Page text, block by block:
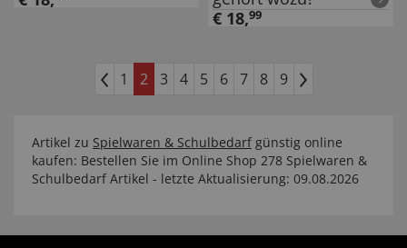
€ 18,99
1 2 3 4 5 6 7 8 9
Artikel zu Spielwaren & Schulbedarf günstig online
kaufen: Bestellen Sie im Online Shop 278 Spielwaren &
Schulbedarf Artikel - letzte Aktualisierung: 09.08.2026